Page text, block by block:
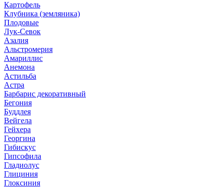
Картофель
Клубника (земляника)
Плодовые
Лук-Севок
Азалия
Альстромерия
Амариллис
Анемона
Астильба
Астра
Барбарис декоративный
Бегония
Буддлея
Вейгела
Гейхера
Георгина
Гибискус
Гипсофила
Гладиолус
Глициния
Глоксиния